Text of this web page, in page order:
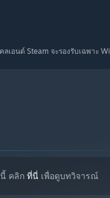
อนต์ Steam จะรองรับเฉพาะ
คลิก ที่นี่ เพื่อดูบทวิจารณ์